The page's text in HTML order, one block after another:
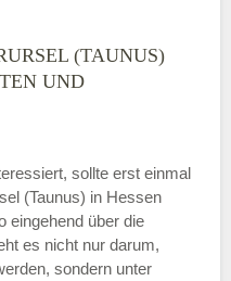
(TAUNUS)
UND
sollte erst einmal
(Taunus) in Hessen
eingehend über die
es nicht nur darum,
sondern unter